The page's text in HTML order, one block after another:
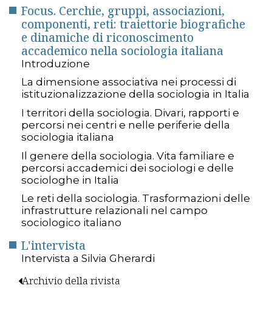
Focus. Cerchie, gruppi, associazioni,
componenti, reti: traiettorie biografiche
e dinamiche di riconoscimento
accademico nella sociologia italiana
Introduzione
La dimensione associativa nei processi di
istituzionalizzazione della sociologia in Italia
I territori della sociologia. Divari, rapporti e
percorsi nei centri e nelle periferie della
sociologia italiana
Il genere della sociologia. Vita familiare e
percorsi accademici dei sociologi e delle
sociologhe in Italia
Le reti della sociologia. Trasformazioni delle
infrastrutture relazionali nel campo
sociologico italiano
L'intervista
Intervista a Silvia Gherardi
Archivio della rivista